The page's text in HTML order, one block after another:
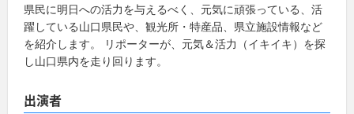
県民に明日への活力を与えるべく、元気に頑張っている、活
躍している山口県民や、観光所・特産品、県立施設情報など
を紹介します。 リポーターが、元気＆活力（イキイキ）を探
し山口県内を走り回ります。
出演者